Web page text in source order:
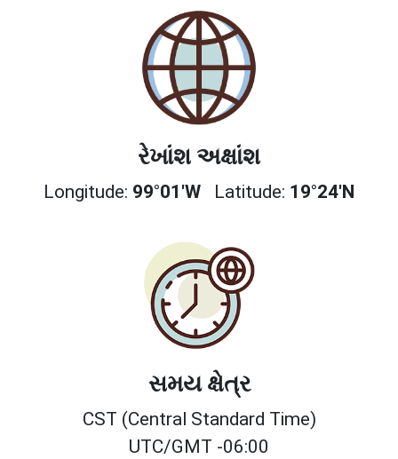
રેખાંશ અક્ષાંશ
Longitude: 99°01'W Latitude: 19°24'N
સમય ક્ષેત્ર
CST (Central Standard Time)
UTC/GMT -06:00